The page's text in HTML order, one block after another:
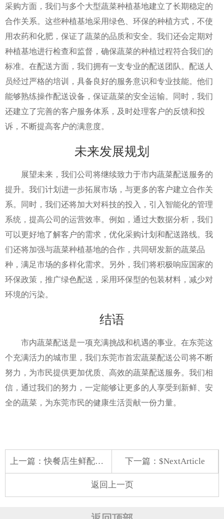
采购方面，我们与多个大型蔬菜种植基地建立了长期稳定的
合作关系。这些种植基地采用绿色、环保的种植方式，不使
用农药和化肥，保证了蔬菜的品质和安全。我们还会定期对
种植基地进行检查和监督，确保蔬菜的种植过程符合我们的
标准。在配送方面，我们拥有一支专业的配送团队。配送人
员经过严格的培训，具备良好的服务意识和专业技能。他们
能够熟练操作配送设备，保证蔬菜的安全运输。同时，我们
还建立了完善的客户服务体系，及时处理客户的反馈和投
诉，不断提高客户的满意度。
未来发展规划
展望未来，我们公司将继续致力于市内蔬菜配送服务的
提升。我们计划进一步拓展市场，与更多的客户建立合作关
系。同时，我们还将加大对科技的投入，引入智能化的管理
系统，提高公司的运营效率。例如，通过大数据分析，我们
可以更好地了解客户的需求，优化采购计划和配送路线。我
们还将加强与蔬菜种植基地的合作，共同研发新的蔬菜品
种，满足市场的多样化需求。另外，我们将积极响应国家的
环保政策，推广绿色配送，采用环保型的包装材料，减少对
环境的污染。
结语
市内蔬菜配送是一项充满挑战和机遇的事业。在东莞这
个充满活力的城市里，我们东莞市首宏蔬菜配送公司将不断
努力，为市民提供更加优质、高效的蔬菜配送服务。我们相
信，通过我们的努力，一定能够让更多的人享受到新鲜、安
全的蔬菜，为东莞市民的健康生活贡献一份力量。
上一篇：快餐店生鲜配送的探索与实践 下一篇：$NextArticle
返回上一页